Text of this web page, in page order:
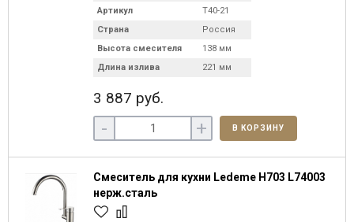
Артикул
T40-21
Страна
Россия
Высота смесителя
138 мм
Длина излива
221 мм
3 887 руб.
- + В КОРЗИНУ
Смеситель для кухни Ledeme H703 L74003
нерж.сталь